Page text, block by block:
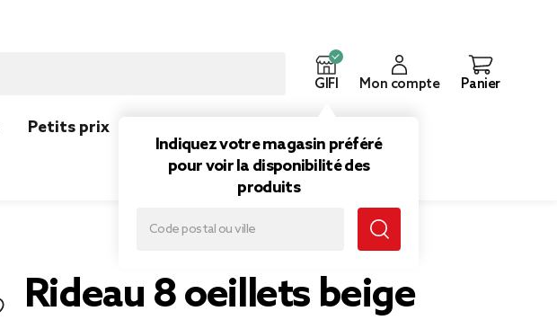
GIFI
Indiquez votre magasin préféré
pour voir la disponibilité des
produits
Mon compte Panier
Petits prix
Rideau 8 oeillets beige